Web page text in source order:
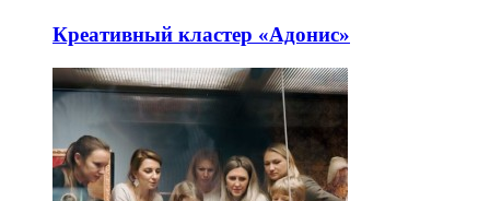
Креативный кластер «Адонис»